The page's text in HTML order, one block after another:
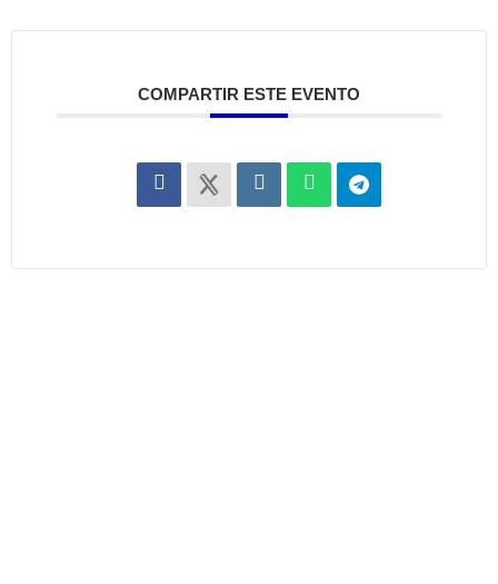
COMPARTIR ESTE EVENTO